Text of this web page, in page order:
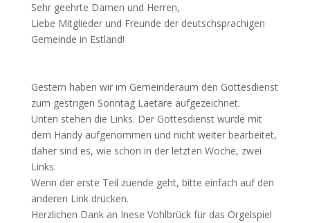
Sehr geehrte Damen und Herren,
Liebe Mitglieder und Freunde der deutschsprachigen
Gemeinde in Estland!
Gestern haben wir im Gemeinderaum den Gottesdienst
zum gestrigen Sonntag Laetare aufgezeichnet.
Unten stehen die Links. Der Gottesdienst wurde mit
dem Handy aufgenommen und nicht weiter bearbeitet,
daher sind es, wie schon in der letzten Woche, zwei
Links.
Wenn der erste Teil zuende geht, bitte einfach auf den
anderen Link drücken.
Herzlichen Dank an Inese Vohlbrück für das Orgelspiel